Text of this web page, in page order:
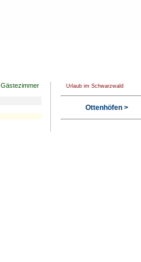
Gästezimmer Urlaub im Schwarzwald
Ottenhöfen >